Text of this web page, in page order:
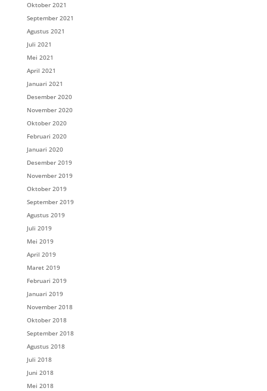
Oktober 2021
September 2021
Agustus 2021
Juli 2021
Mei 2021
April 2021
Januari 2021
Desember 2020
November 2020
Oktober 2020
Februari 2020
Januari 2020
Desember 2019
November 2019
Oktober 2019
September 2019
Agustus 2019
Juli 2019
Mei 2019
April 2019
Maret 2019
Februari 2019
Januari 2019
November 2018
Oktober 2018
September 2018
Agustus 2018
Juli 2018
Juni 2018
Mei 2018